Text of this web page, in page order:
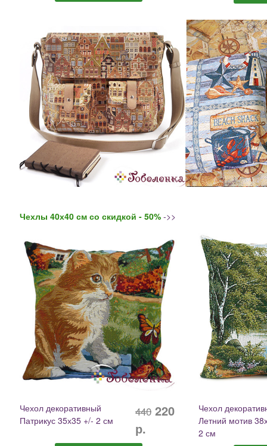
Чехлы 40х40 см со скидкой - 50% ->>
Чехол декоративный
Патрикус 35х35 +/- 2 см
440 220
р.
Чехол
Летний мотив
2 см